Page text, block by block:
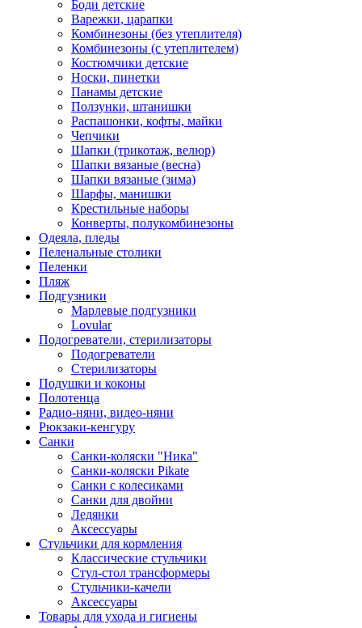
Боди детские
Варежки, царапки
Комбинезоны (без утеплителя)
Комбинезоны (с утеплителем)
Костюмчики детские
Носки, пинетки
Панамы детские
Ползунки, штанишки
Распашонки, кофты, майки
Чепчики
Шапки (трикотаж, велюр)
Шапки вязаные (весна)
Шапки вязаные (зима)
Шарфы, манишки
Крестильные наборы
Конверты, полукомбинезоны
Одеяла, пледы
Пеленальные столики
Пеленки
Пляж
Подгузники
Марлевые подгузники
Lovular
Подогреватели, стерилизаторы
Подогреватели
Стерилизаторы
Подушки и коконы
Полотенца
Радио-няни, видео-няни
Рюкзаки-кенгуру
Санки
Санки-коляски "Ника"
Санки-коляски Pikate
Санки с колесиками
Санки для двойни
Ледянки
Аксессуары
Стульчики для кормления
Классические стульчики
Стул-стол трансформеры
Стульчики-качели
Аксессуары
Товары для ухода и гигиены